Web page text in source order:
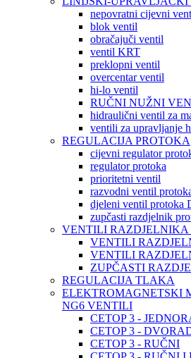
nepovratni cijevni
blok ventil
obračajuči ventil
ventil KRT
preklopni ventil
overcentar ventil
hi-lo ventil
RUČNI NUŽNI
hidraulični ventil za
ventili za upravljanje
REGULACIJA PROTOKA
cijevni regulator
regulator protoka
prioritetni ventil
razvodni ventil
djeleni ventil protoka
zupčasti razdjelnik
VENTILI RAZDJELNIKA
VENTILI
VENTILI
ZUPČASTI
REGULACIJA TLAKA
ELEKTROMAGNETSKI
NG6 VENTILI
CETOP 3 -
CETOP 3 -
CETOP 3 - RUČNI